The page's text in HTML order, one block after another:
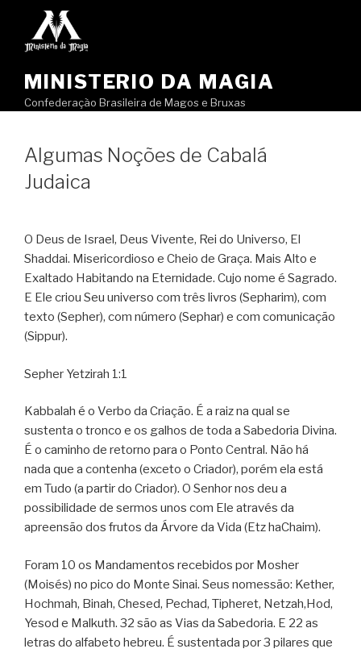
MINISTERIO DA MAGIA
Confederação Brasileira de Magos e Bruxas
Algumas Noções de Cabalá
Judaica
O Deus de Israel, Deus Vivente, Rei do Universo, El
Shaddai. Misericordioso e Cheio de Graça. Mais Alto e
Exaltado Habitando na Eternidade. Cujo nome é Sagrado.
E Ele criou Seu universo com três livros (Sepharim), com
texto (Sepher), com número (Sephar) e com comunicação
(Sippur).
Sepher Yetzirah 1:1
Kabbalah é o Verbo da Criação. É a raiz na qual se
sustenta o tronco e os galhos de toda a Sabedoria Divina.
É o caminho de retorno para o Ponto Central. Não há
nada que a contenha (exceto o Criador), porém ela está
em Tudo (a partir do Criador). O Senhor nos deu a
possibilidade de sermos unos com Ele através da
apreensão dos frutos da Árvore da Vida (Etz haChaim).
Foram 10 os Mandamentos recebidos por Mosher
(Moisés) no pico do Monte Sinai. Seus nomessão: Kether,
Hochmah, Binah, Chesed, Pechad, Tipheret, Netzah,Hod,
Yesod e Malkuth. 32 são as Vias da Sabedoria. E 22 as
letras do alfabeto hebreu. É sustentada por 3 pilares que